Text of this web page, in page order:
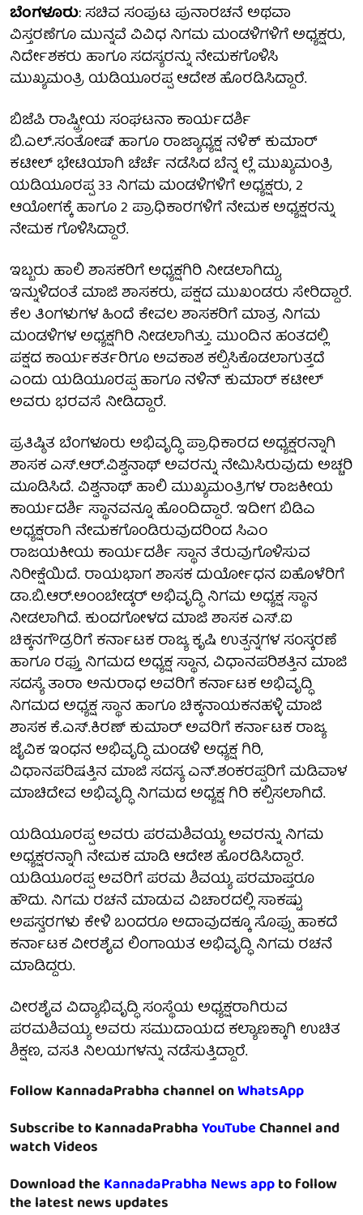
ಬೆಂಗಳೂರು: ಸಚಿವ ಸಂಪುಟ ಪುನಾರಚನೆ ಅಥವಾ
ವಿಸ್ತರಣೆಗೂ ಮುನ್ನವೆ ವಿವಿಧ ನಿಗಮ ಮಂಡಳಿಗಳಿಗೆ ಅಧ್ಯಕ್ಷರು,
ನಿರ್ದೇಶಕರು ಹಾಗೂ ಸದಸ್ಯರನ್ನು ನೇಮಕಗೊಳಿಸಿ
ಮುಖ್ಯಮಂತ್ರಿ ಯಡಿಯೂರಪ್ಪ ಆದೇಶ ಹೊರಡಿಸಿದ್ದಾರೆ.
ಬಿಜೆಪಿ ರಾಷ್ಟ್ರೀಯ ಸಂಘಟನಾ ಕಾರ್ಯದರ್ಶಿ
ಬಿ.ಎಲ್.ಸಂತೋಷ್ ಹಾಗೂ ರಾಜ್ಯಾಧ್ಯಕ್ಷ ನಳಿಕ್ ಕುಮಾರ್
ಕಟೀಲ್ ಭೇಟಿಯಾಗಿ ಚೆರ್ಚೆ ನಡೆಸಿದ ಬೆನ್ನ ಲ್ಲೆ ಮುಖ್ಯಮಂತ್ರಿ
ಯಡಿಯೂರಪ್ಪ 33 ನಿಗಮ ಮಂಡಳಿಗಳಿಗೆ ಅಧ್ಯಕ್ಷರು, 2
ಆಯೋಗಕ್ಕೆ ಹಾಗೂ 2 ಪ್ರಾಧಿಕಾರಗಳಿಗೆ ನೇಮಕ ಅಧ್ಯಕ್ಷರನ್ನು
ನೇಮಕ ಗೊಳಿಸಿದ್ದಾರೆ.
ಇಬ್ಬರು ಹಾಲಿ ಶಾಸಕರಿಗೆ ಅಧ್ಯಕ್ಷಗಿರಿ ನೀಡಲಾಗಿದ್ದು,
ಇನ್ನುಳಿದಂತೆ ಮಾಜಿ ಶಾಸಕರು, ಪಕ್ಷದ ಮುಖಂಡರು ಸೇರಿದ್ದಾರೆ.
ಕೆಲ ತಿಂಗಳುಗಳ ಹಿಂದೆ ಕೇವಲ ಶಾಸಕರಿಗೆ ಮಾತ್ರ ನಿಗಮ
ಮಂಡಳಿಗಳ ಅಧ್ಯಕ್ಷಗಿರಿ ನೀಡಲಾಗಿತ್ತು. ಮುಂದಿನ ಹಂತದಲ್ಲಿ
ಪಕ್ಷದ ಕಾರ್ಯಕರ್ತರಿಗೂ ಅವಕಾಶ ಕಲ್ಪಿಸಿಕೊಡಲಾಗುತ್ತದೆ
ಎಂದು ಯಡಿಯೂರಪ್ಪ ಹಾಗೂ ನಳಿನ್ ಕುಮಾರ್ ಕಟೀಲ್
ಅವರು ಭರವಸೆ ನೀಡಿದ್ದಾರೆ.
ಪ್ರತಿಷ್ಠಿತ ಬೆಂಗಳೂರು ಅಭಿವೃದ್ಧಿ ಪ್ರಾಧಿಕಾರದ ಅಧ್ಯಕ್ಷರನ್ನಾಗಿ
ಶಾಸಕ ಎಸ್.ಆರ್.ವಿಶ್ವನಾಥ್ ಅವರನ್ನು ನೇಮಿಸಿರುವುದು ಅಚ್ಚರಿ
ಮೂಡಿಸಿದೆ. ವಿಶ್ವನಾಥ್ ಹಾಲಿ ಮುಖ್ಯಮಂತ್ರಿಗಳ ರಾಜಕೀಯ
ಕಾರ್ಯದರ್ಶಿ ಸ್ಥಾನವನ್ನೂ ಹೊಂದಿದ್ದಾರೆ. ಇದೀಗ ಬಿಡಿಎ
ಅಧ್ಯಕ್ಷರಾಗಿ ನೇಮಕಗೊಂಡಿರುವುದರಿಂದ ಸಿಎಂ
ರಾಜಯಕೀಯ ಕಾರ್ಯದರ್ಶಿ ಸ್ಥಾನ ತೆರುವುಗೊಳಿಸುವ
ನಿರೀಕ್ಷೆಯಿದೆ. ರಾಯಭಾಗ ಶಾಸಕ ದುರ್ಯೋಧನ ಐಹೊಳೆರಿಗೆ
ಡಾ.ಬಿ.ಆರ್.ಅಂಂಬೇಡ್ಕರ್ ಅಭಿವೃದ್ಧಿ ನಿಗಮ ಅಧ್ಯಕ್ಷ ಸ್ಥಾನ
ನೀಡಲಾಗಿದೆ. ಕುಂದಗೋಳದ ಮಾಜಿ ಶಾಸಕ ಎಸ್.ಐ
ಚಿಕ್ಕನಗೌಡ್ರರಿಗೆ ಕರ್ನಾಟಕ ರಾಜ್ಯ ಕೃಷಿ ಉತ್ಪನ್ನಗಳ ಸಂಸ್ಕರಣೆ
ಹಾಗೂ ರಫ್ತು ನಿಗಮದ ಅಧ್ಯಕ್ಷ ಸ್ಥಾನ, ವಿಧಾನಪರಿಶತ್ತಿನ ಮಾಜಿ
ಸದಸ್ಯೆ ತಾರಾ ಅನುರಾಧ ಅವರಿಗೆ ಕರ್ನಾಟಕ ಅಭಿವೃದ್ಧಿ
ನಿಗಮದ ಅಧ್ಯಕ್ಷ ಸ್ಥಾನ ಹಾಗೂ ಚಿಕ್ಕನಾಯಕನಹಳ್ಳಿ ಮಾಜಿ
ಶಾಸಕ ಕೆ.ಎಸ್.ಕಿರಣ್ ಕುಮಾರ್ ಅವರಿಗೆ ಕರ್ನಾಟಕ ರಾಜ್ಯ
ಜೈವಿಕ ಇಂಧನ ಅಭಿವೃದ್ಧಿ ಮಂಡಳಿ ಅಧ್ಯಕ್ಷ ಗಿರಿ,
ವಿಧಾನಪರಿಷತ್ತಿನ ಮಾಜಿ ಸದಸ್ಯ ಎನ್.ಶಂಕರಪ್ಪರಿಗೆ ಮಡಿವಾಳ
ಮಾಚಿದೇವ ಅಭಿವೃದ್ಧಿ ನಿಗಮದ ಅಧ್ಯಕ್ಷ ಗಿರಿ ಕಲ್ಪಿಸಲಾಗಿದೆ.
ಯಡಿಯೂರಪ್ಪ ಅವರು ಪರಮಶಿವಯ್ಯ ಅವರನ್ನು ನಿಗಮ
ಅಧ್ಯಕ್ಷರನ್ನಾಗಿ ನೇಮಕ ಮಾಡಿ ಆದೇಶ ಹೊರಡಿಸಿದ್ದಾರೆ.
ಯಡಿಯೂರಪ್ಪ ಅವರಿಗೆ ಪರಮ ಶಿವಯ್ಯ ಪರಮಾಪ್ತರೂ
ಹೌದು. ನಿಗಮ ರಚನೆ ಮಾಡುವ ವಿಚಾರದಲ್ಲಿ ಸಾಕಷ್ಟು
ಅಪಸ್ವರಗಳು ಕೇಳಿ ಬಂದರೂ ಅದಾವುದಕ್ಕೂ ಸೊಪ್ಪು ಹಾಕದೆ
ಕರ್ನಾಟಕ ವೀರಶೈವ ಲಿಂಗಾಯತ ಅಭಿವೃದ್ಧಿ ನಿಗಮ ರಚನೆ
ಮಾಡಿದ್ದರು.
ವೀರಶೈವ ವಿದ್ಯಾಭಿವೃದ್ಧಿ ಸಂಸ್ಥೆಯ ಅಧ್ಯಕ್ಷರಾಗಿರುವ
ಪರಮಶಿವಯ್ಯ ಅವರು ಸಮುದಾಯದ ಕಲ್ಯಾಣಕ್ಕಾಗಿ ಉಚಿತ
ಶಿಕ್ಷಣ, ವಸತಿ ನಿಲಯಗಳನ್ನು ನಡೆಸುತ್ತಿದ್ದಾರೆ.
Follow KannadaPrabha channel onWhatsApp
Subscribe to KannadaPrabhaYouTubeChannel and
watch Videos
Download theKannadaPrabha News appto follow
the latest news updates